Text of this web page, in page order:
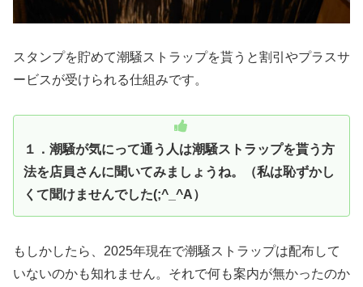
スタンプを貯めて潮騒ストラップを貰うと割引やプラスサ
ービスが受けられる仕組みです。
１．潮騒が気にって通う人は潮騒ストラップを貰う方
法を店員さんに聞いてみましょうね。（私は恥ずかし
くて聞けませんでした(;^_^A）
もしかしたら、2025年現在で潮騒ストラップは配布して
いないのかも知れません。それで何も案内が無かったのか